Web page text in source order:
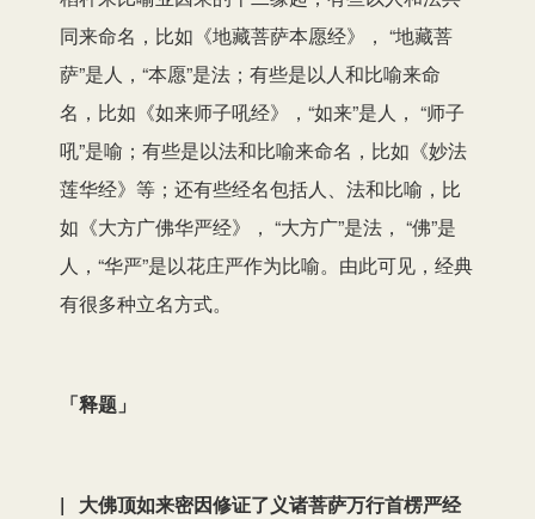
同来命名，比如《地藏菩萨本愿经》， “地藏菩
萨”是人，“本愿”是法；有些是以人和比喻来命
名，比如《如来师子吼经》，“如来”是人， “师子
吼”是喻；有些是以法和比喻来命名，比如《妙法
莲华经》等；还有些经名包括人、法和比喻，比
如《大方广佛华严经》， “大方广”是法， “佛”是
人，“华严”是以花庄严作为比喻。由此可见，经典
有很多种立名方式。
「释题」
| 大佛顶如来密因修证了义诸菩萨万行首楞严经